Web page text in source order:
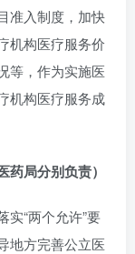
准入制度，加快
机构医疗服务价
等，作为实施医
机构医疗服务成
药局分别负责）
实“两个允许”要
地方完善公立医